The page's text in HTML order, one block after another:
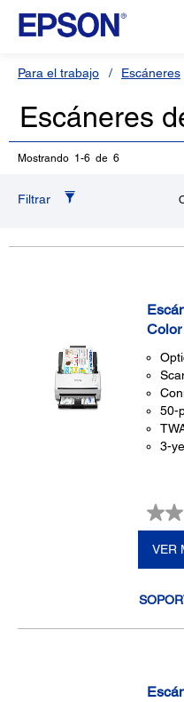
Para el trabajo Escáneres
Escáneres
Mostrando 1-6 de 6
Filtrar
Color
50-
3-
VER